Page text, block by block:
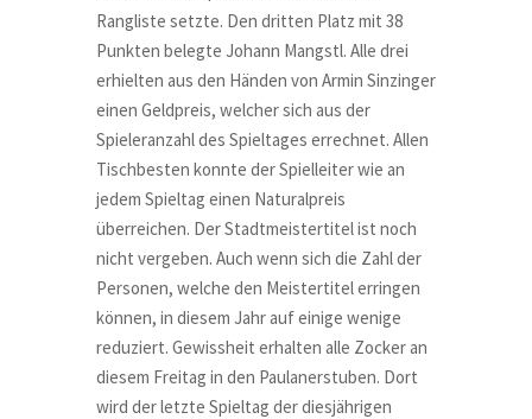
Rangliste setzte. Den dritten Platz mit 38
Punkten belegte Johann Mangstl. Alle drei
erhielten aus den Händen von Armin Sinzinger
einen Geldpreis, welcher sich aus der
Spieleranzahl des Spieltages errechnet. Allen
Tischbesten konnte der Spielleiter wie an
jedem Spieltag einen Naturalpreis
überreichen. Der Stadtmeistertitel ist noch
nicht vergeben. Auch wenn sich die Zahl der
Personen, welche den Meistertitel erringen
können, in diesem Jahr auf einige wenige
reduziert. Gewissheit erhalten alle Zocker an
diesem Freitag in den Paulanerstuben. Dort
wird der letzte Spieltag der diesjährigen